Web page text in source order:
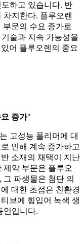
하고 있습니다. 반
지한다. 플루오렌
부문의 수요 증가로
술과 지속 가능성을
어 플루오렌의 중요
증가"
고성능 폴리머에 대
인해 계속 증가하고
소재의 채택이 지난
제약 부문은 플루오
파생물은 첨단 의
대한 초점은 친환경
브에 힘입어 녹색 생
인입니다.